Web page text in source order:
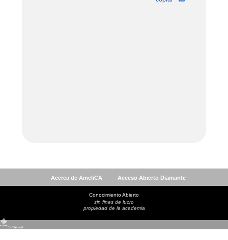
Acerca de AmeliCA Acceso Abierto Diamante
Conocimiento Abierto
sin fines de lucro
propiedad de la academia